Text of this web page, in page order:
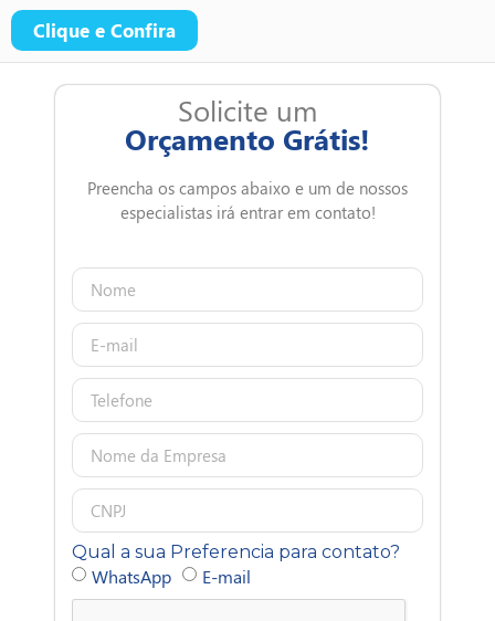
Clique e Confira
Solicite um
Orçamento Grátis!
Preencha os campos abaixo e um de nossos
especialistas irá entrar em contato!
Qual a sua Preferencia para contato?
WhatsApp E-mail